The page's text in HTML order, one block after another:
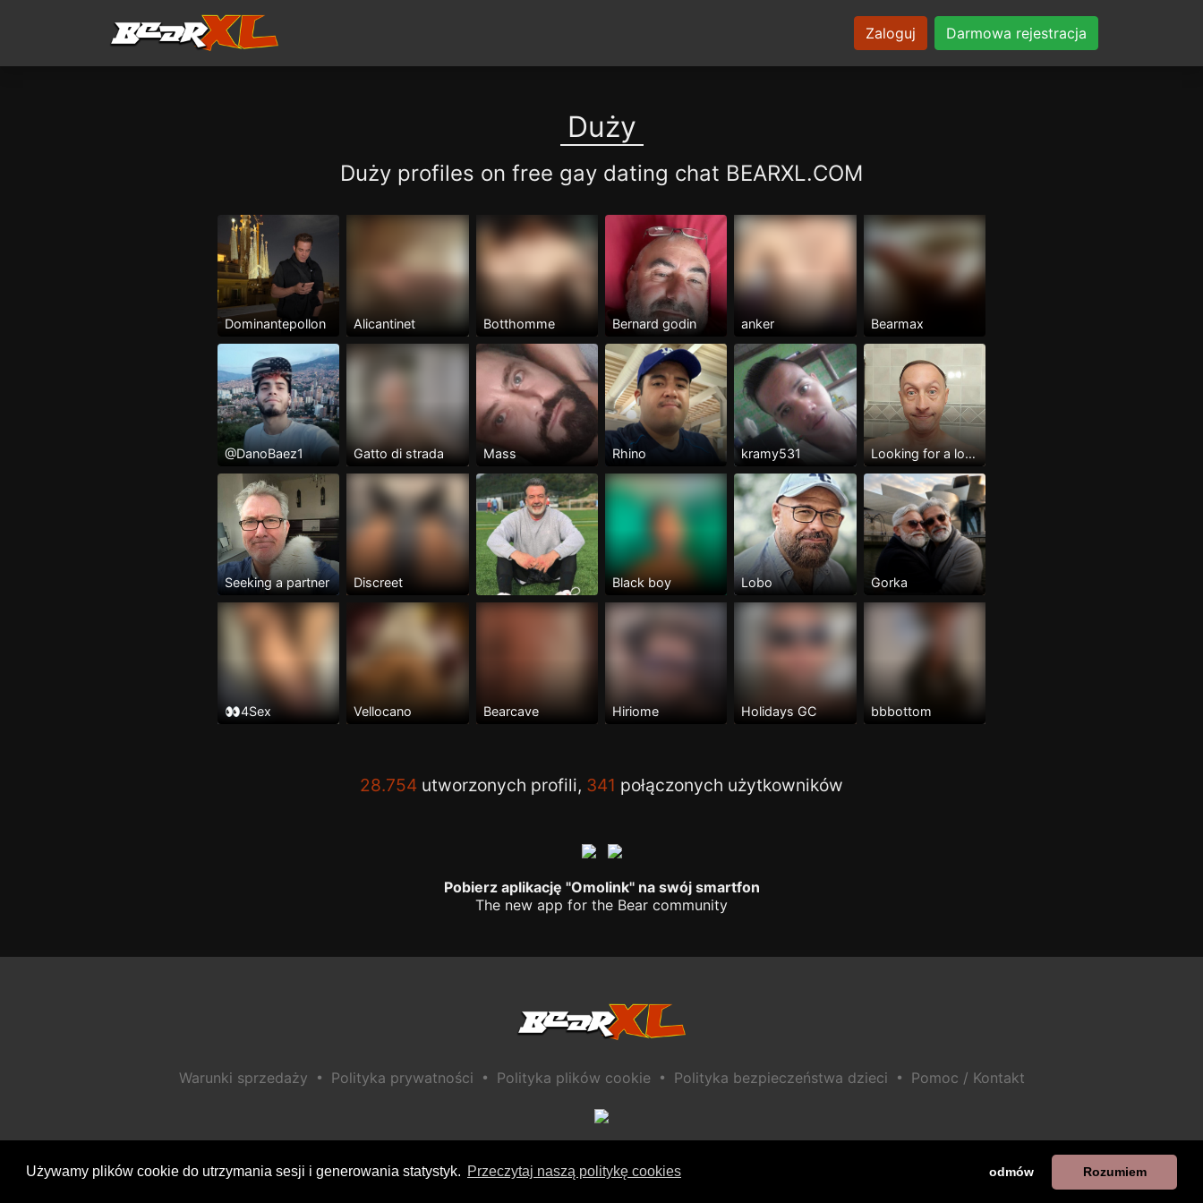
Używamy plików cookie do utrzymania sesji i generowania statystyk. Przeczytaj naszą politykę cookies odmów Rozumiem
Zaloguj Darmowa rejestracja
Duży
Duży profiles on free gay dating chat BEARXL.COM
Dominantepollon Alicantinet Botthomme Bernard godin anker Bearmax
@DanoBaez1 Gatto di strada Mass Rhino kramy531 Looking for a lover
Seeking a partner Discreet Black boy Lobo Gorka
👀4Sex Vellocano Bearcave Hiriome Holidays GC bbbottom
28.754 utworzonych profili, 341 połączonych użytkowników
Pobierz aplikację "Omolink" na swój smartfon
The new app for the Bear community
Warunki sprzedaży • Polityka prywatności • Polityka plików cookie • Polityka bezpieczeństwa dzieci • Pomoc / Kontakt